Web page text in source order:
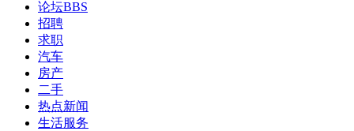
论坛BBS
招聘
求职
汽车
房产
二手
热点新闻
生活服务